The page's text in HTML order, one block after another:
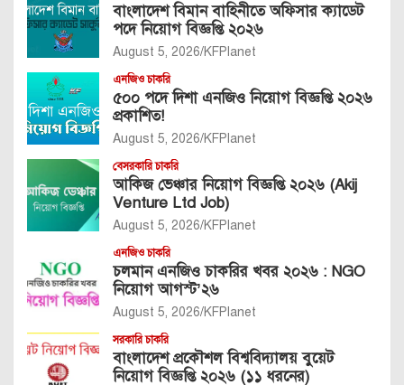
বাংলাদেশ বিমান বাহিনীতে অফিসার ক্যাডেট
পদে নিয়োগ বিজ্ঞপ্তি ২০২৬
August 5, 2026 KFPlanet
এনজিও চাকরি
৫০০ পদে দিশা এনজিও নিয়োগ বিজ্ঞপ্তি ২০২৬
প্রকাশিত!
August 5, 2026 KFPlanet
বেসরকারি চাকরি
আকিজ ভেঞ্চার নিয়োগ বিজ্ঞপ্তি ২০২৬ (Akij
Venture Ltd Job)
August 5, 2026 KFPlanet
এনজিও চাকরি
চলমান এনজিও চাকরির খবর ২০২৬ : NGO
নিয়োগ আগস্ট’২৬
August 5, 2026 KFPlanet
সরকারি চাকরি
বাংলাদেশ প্রকৌশল বিশ্ববিদ্যালয় বুয়েট
নিয়োগ বিজ্ঞপ্তি ২০২৬ (১১ ধরনের)